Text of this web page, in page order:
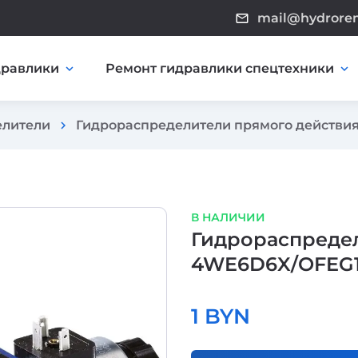
mail_outline
expand_more Ремонт гидравлики спецтехники expand_more
chevron_right Гидрораспределители прямого действия
В НАЛИЧИИ
4WE6D6X/
1 BYN